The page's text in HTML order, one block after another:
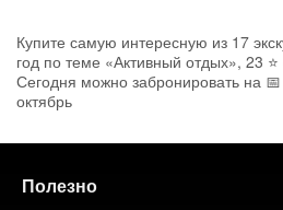
Купите самую интересную из 17
год по теме «Активный отдых», 23
Сегодня можно забронировать на 📅
октябрь
Полезно